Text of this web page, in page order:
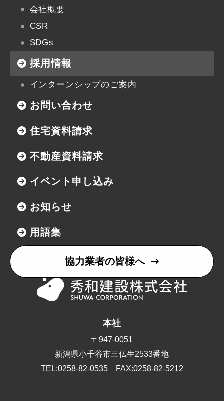
会社概要
CSR
SDGs
採用情報
インターンシップのご案内
お問い合わせ
住宅資料請求
不動産資料請求
イベント申し込み
お知らせ
用語集
協力業者の皆様へ
本社
〒947-0051
新潟県小千谷市三仏生2533番地
TEL:0258-82-0535FAX:0258-82-5212